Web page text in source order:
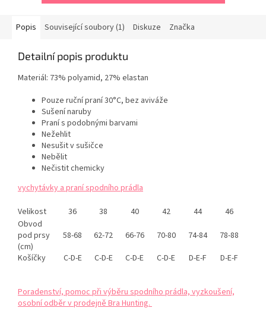
Popis Související soubory (1) Diskuze Značka
Detailní popis produktu
Materiál: 73% polyamid, 27% elastan
Pouze ruční praní 30°C, bez aviváže
Sušení naruby
Praní s podobnými barvami
Nežehlit
Nesušit v sušičce
Nebělit
Nečistit chemicky
vychytávky a praní spodního prádla
Velikost
36 38 40 42 44
46
Obvod
pod prsy
(cm)
58-68 62-72 66-76 70-80 74-84
78-88
Košíčky
C-D-E C-D-E C-D-E C-D-E D-E-F D-E-F
Poradenství, pomoc při výběru spodního prádla, vyzkoušení,
osobní odběr v prodejně Bra Hunting.